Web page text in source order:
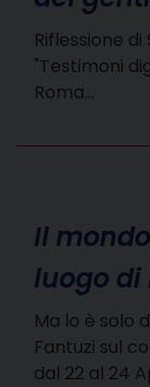
Riflessione
"Testimoni
Roma…
Il
luogo di
Ma lo è solo
Fantuzi sul
dal 22 al 24